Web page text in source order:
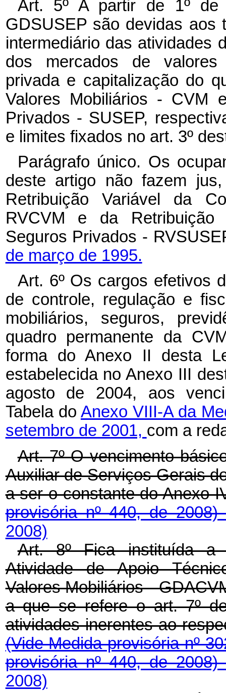
Art. 5º A partir de 1º
GDSUSEP são devidas
intermediário das atividades
dos mercados de valores
privada e capitalização do
Valores Mobiliários - CVM
Privados - SUSEP,
e limites fixados no art. 3º
Parágrafo único. Os
deste artigo não fazem
Retribuição Variável da
RVCVM e da Retribuição
Seguros Privados -
de março de 1995.
Art. 6º Os cargos efetivos
de controle, regulação e
mobiliários, seguros,
quadro permanente da
forma do Anexo II desta
estabelecida no Anexo III
agosto de 2004, aos
Tabela do Anexo VIII-A da
setembro de 2001, com a
Art. 7º O vencimento
Auxiliar de Serviços Gerais
a ser o constante do Anexo
provisória nº 440, de 2008)
2008)
Art. 8º Fica instituída a
Atividade de Apoio
Valores Mobiliários -
a que se refere o art. 7º
atividades inerentes ao
(Vide Medida provisória nº
provisória nº 440, de 2008)
2008)